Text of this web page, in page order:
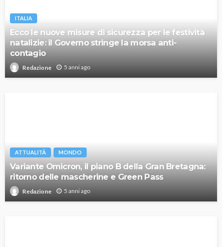
ITALIA
Ecco le nuove misure di sicurezza per le festività
natalizie: il Governo stringe la morsa anti-
contagio
Redazione 5 anni ago
ATTUALITÀ MONDO
Variante Omicron, il piano B della Gran Bretagna:
ritorno delle mascherine e Green Pass
Redazione 5 anni ago